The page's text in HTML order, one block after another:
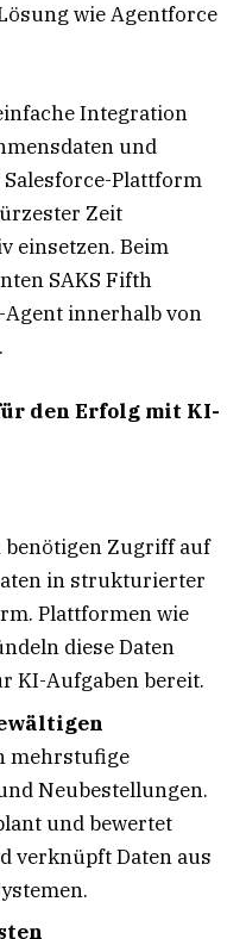
wie Agentforce
Integration
und
Plattform
Zeit
einsetzen. Beim
SAKS Fifth
innerhalb von
den Erfolg mit KI-
Zugriff auf
in strukturierter
Plattformen wie
diese Daten
KI-Aufgaben bereit.
mehrstufige
Neubestellungen.
und bewertet
verknüpft Daten aus